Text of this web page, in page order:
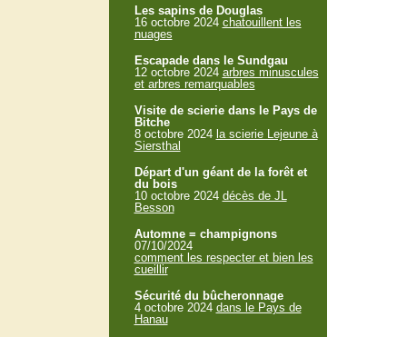
Les sapins de Douglas
16 octobre 2024 chatouillent les
nuages
Escapade dans le Sundgau
12 octobre 2024 arbres minuscules
et arbres remarquables
Visite de scierie dans le Pays de
Bitche
8 octobre 2024 la scierie Lejeune à
Siersthal
Départ d'un géant de la forêt et
du bois
10 octobre 2024 décès de JL
Besson
Automne = champignons
07/10/2024
comment les respecter et bien les
cueillir
Sécurité du bûcheronnage
4 octobre 2024 dans le Pays de
Hanau